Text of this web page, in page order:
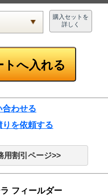
購入セットを
詳しく
合わせる
りを依頼する
用割引ページ>>
フィールダー